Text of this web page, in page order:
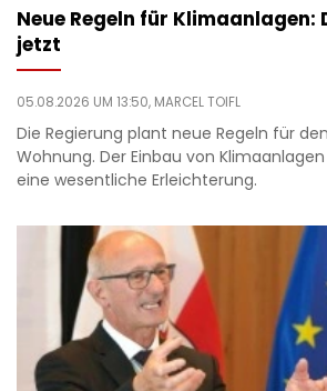
Neue Regeln für
jetzt
05.08.2026 UM 13:50, MARCEL TOIFL
Die Regierung plant neue Regeln für
Wohnung. Der Einbau von
eine wesentliche Erleichterung.